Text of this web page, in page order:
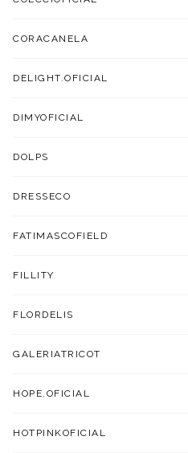
CORACANELA
DELIGHT.OFICIAL
DIMYOFICIAL
DOLPS
DRESSECO
FATIMASCOFIELD
FILLITY
FLORDELIS
GALERIATRICOT
HOPE.OFICIAL
HOTPINKOFICIAL